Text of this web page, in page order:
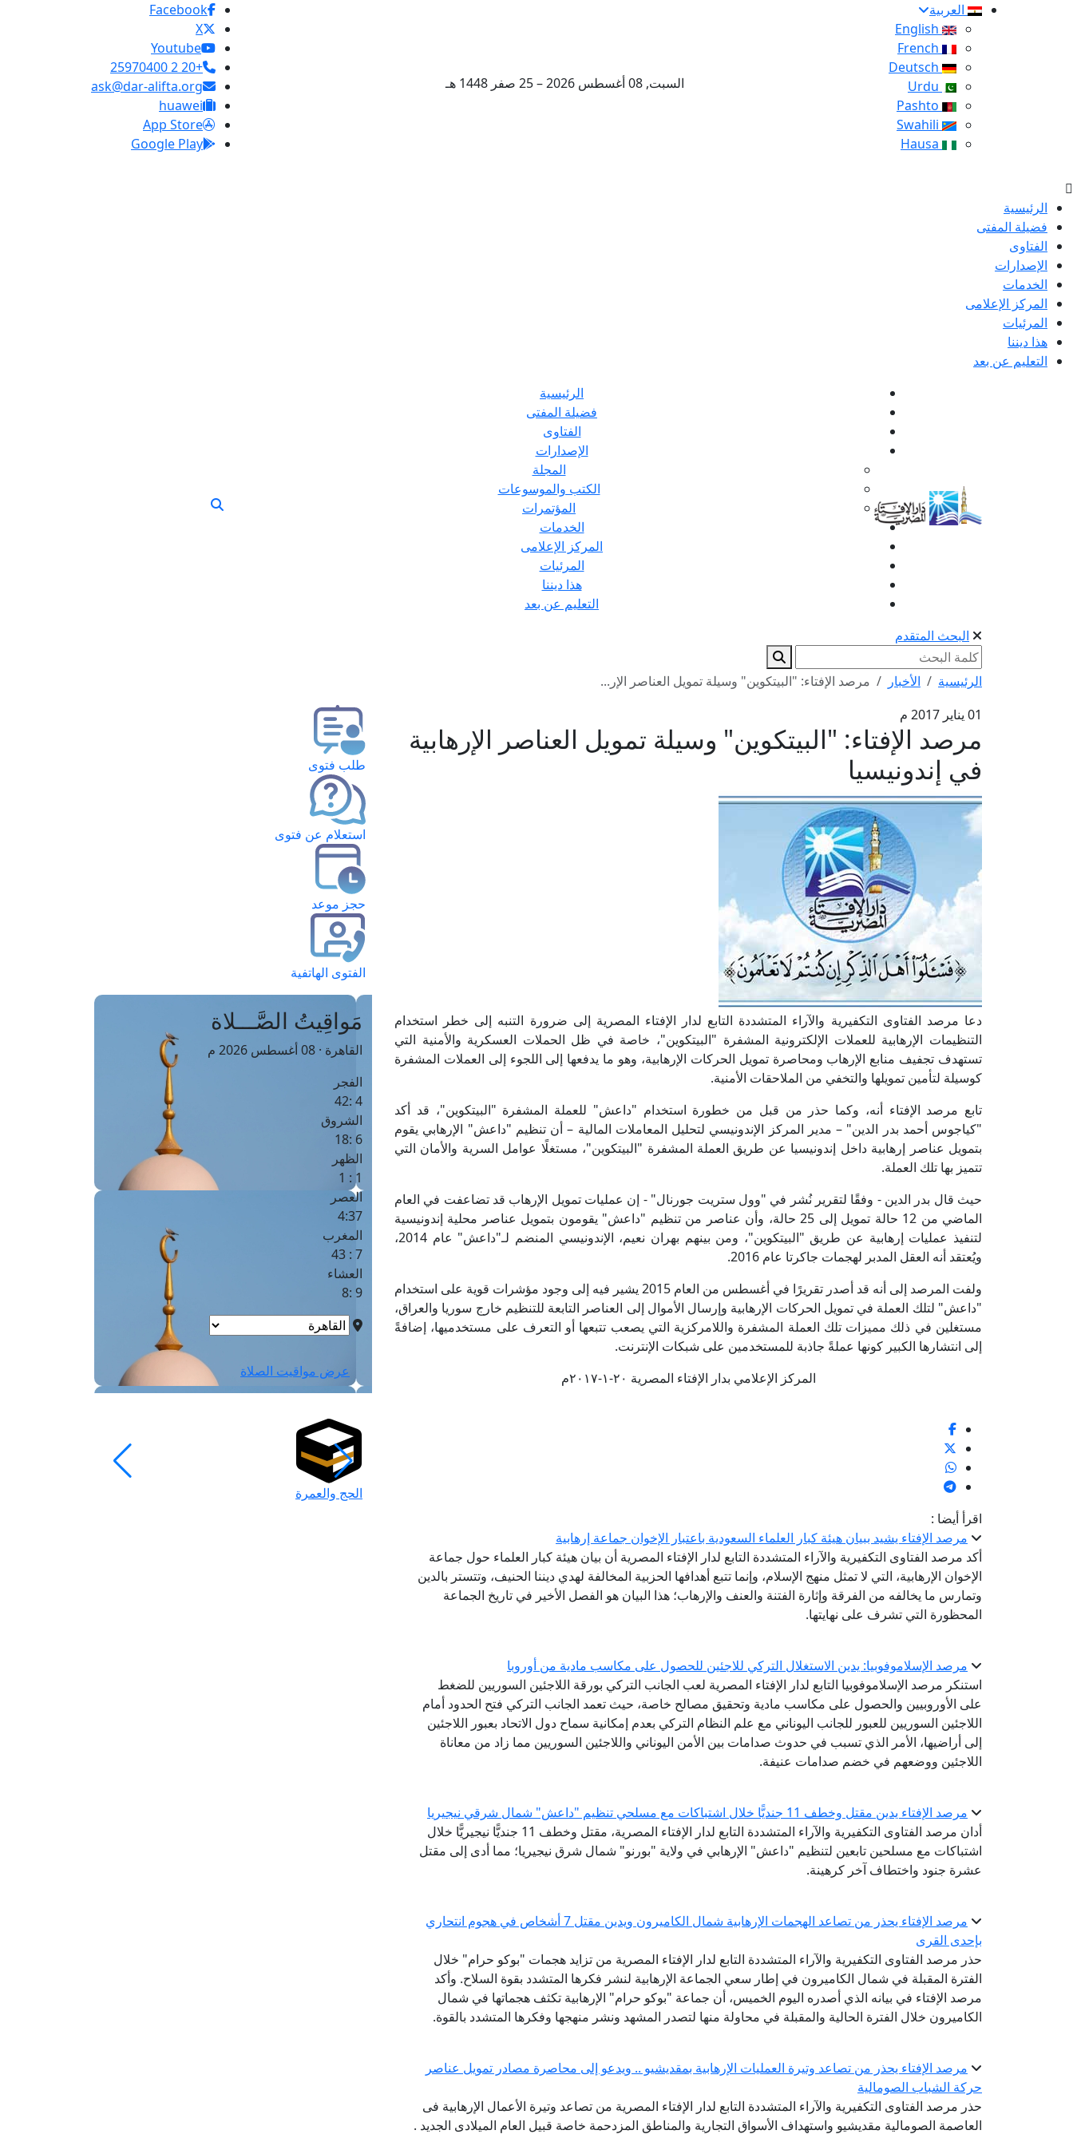
العربية
السبت, 08 أغسطس 2026 – 25 صفر 1448 هـ
Facebook
X
Youtube
+20 2 25970400
ask@dar-alifta.org
huawei
App Store
Google Play
الرئيسية
فضيلة المفتى
الفتاوى
الإصدارات
الخدمات
المركز الإعلامى
المرئيات
هذا ديننا
التعليم عن بعد
الرئيسية
فضيلة المفتى
الفتاوى
الإصدارات
المجلة
الكتب والموسوعات
المؤتمرات
الخدمات
المركز الإعلامى
المرئيات
هذا ديننا
التعليم عن بعد
البحث المتقدم
الرئيسية الأخبار
مرصد الإفتاء: "البيتكوين" وسيلة تمويل العناصر الإر...
01 يناير 2017 م
مرصد الإفتاء: "البيتكوين" وسيلة تمويل العناصر الإرهابية
في إندونيسيا
دعا مرصد الفتاوى التكفيرية والآراء المتشددة التابع لدار الإفتاء المصرية إلى ضرورة التنبه إلى خطر استخدام
التنظيمات الإرهابية للعملات الإلكترونية المشفرة "البيتكوين"، خاصة في ظل الحملات العسكرية والأمنية التي
تستهدف تجفيف منابع الإرهاب ومحاصرة تمويل الحركات الإرهابية، وهو ما يدفعها إلى اللجوء إلى العملات المشفرة
كوسيلة لتأمين تمويلها والتخفي من الملاحقات الأمنية.
تابع مرصد الإفتاء أنه، وكما حذر من قبل من خطورة استخدام "داعش" للعملة المشفرة "البيتكوين"، قد أكد
"كياجوس أحمد بدر الدين" – مدير المركز الإندونيسي لتحليل المعاملات المالية – أن تنظيم "داعش" الإرهابي يقوم
بتمويل عناصر إرهابية داخل إندونيسيا عن طريق العملة المشفرة "البيتكوين"، مستغلًا عوامل السرية والأمان التي
تتميز بها تلك العملة.
حيث قال بدر الدين - وفقًا لتقرير نُشر في "وول ستريت جورنال" - إن عمليات تمويل الإرهاب قد تضاعفت في العام
الماضي من 12 حالة تمويل إلى 25 حالة، وأن عناصر من تنظيم "داعش" يقومون بتمويل عناصر محلية إندونيسية
لتنفيذ عمليات إرهابية عن طريق "البيتكوين"، ومن بينهم بهران نعيم، الإندونيسي المنضم لـ"داعش" عام 2014،
ويُعتقد أنه العقل المدبر لهجمات جاكرتا عام 2016.
ولفت المرصد إلى أنه قد أصدر تقريرًا في أغسطس من العام 2015 يشير فيه إلى وجود مؤشرات قوية على استخدام
"داعش" لتلك العملة في تمويل الحركات الإرهابية وإرسال الأموال إلى العناصر التابعة للتنظيم خارج سوريا والعراق،
مستغلين في ذلك مميزات تلك العملة المشفرة واللامركزية التي يصعب تتبعها أو التعرف على مستخدميها، إضافةً
إلى انتشارها الكبير كونها عملةً جاذبة للمستخدمين على شبكات الإنترنت.
المركز الإعلامي بدار الإفتاء المصرية ٢٠-١-٢٠١٧م
اقرأ أيضا :
مرصد الإفتاء يشيد ببيان هيئة كبار العلماء السعودية باعتبار الإخوان جماعة إرهابية
أكد مرصد الفتاوى التكفيرية والآراء المتشددة التابع لدار الإفتاء المصرية أن بيان هيئة كبار العلماء حول جماعة
الإخوان الإرهابية، التي لا تمثل منهج الإسلام، وإنما تتبع أهدافها الحزبية المخالفة لهدي ديننا الحنيف، وتتستر بالدين
وتمارس ما يخالفه من الفرقة وإثارة الفتنة والعنف والإرهاب؛ هذا البيان هو الفصل الأخير في تاريخ الجماعة
المحظورة التي تشرف على نهايتها.
مرصد الإسلاموفوبيا: يدين الاستغلال التركي للاجئين للحصول على مكاسب مادية من أوروبا
استنكر مرصد الإسلاموفوبيا التابع لدار الإفتاء المصرية لعب الجانب التركي بورقة اللاجئين السوريين للضغط
على الأوروبيين والحصول على مكاسب مادية وتحقيق مصالح خاصة، حيث تعمد الجانب التركي فتح الحدود أمام
اللاجئين السوريين للعبور للجانب اليوناني مع علم النظام التركي بعدم إمكانية سماح دول الاتحاد بعبور اللاجئين
إلى أراضيها، الأمر الذي تسبب في حدوث صدامات بين الأمن اليوناني واللاجئين السوريين مما زاد من معاناة
اللاجئين ووضعهم في خضم صدامات عنيفة.
مرصد الإفتاء يدين مقتل وخطف 11 جنديًّا خلال اشتباكات مع مسلحي تنظيم "داعش" شمال شرقي نيجيريا
أدان مرصد الفتاوى التكفيرية والآراء المتشددة التابع لدار الإفتاء المصرية، مقتل وخطف 11 جنديًّا نيجيريًّا خلال
اشتباكات مع مسلحين تابعين لتنظيم "داعش" الإرهابي في ولاية "بورنو" شمال شرق نيجيريا؛ مما أدى إلى مقتل
عشرة جنود واختطاف آخر كرهينة.
مرصد الإفتاء يحذر من تصاعد الهجمات الإرهابية شمال الكاميرون ويدين مقتل 7 أشخاص في هجوم انتحاري
بإحدى القرى
حذر مرصد الفتاوى التكفيرية والآراء المتشددة التابع لدار الإفتاء المصرية من تزايد هجمات "بوكو حرام" خلال
الفترة المقبلة في شمال الكاميرون في إطار سعي الجماعة الإرهابية لنشر فكرها المتشدد بقوة السلاح. وأكد
مرصد الإفتاء في بيانه الذي أصدره اليوم الخميس، أن جماعة "بوكو حرام" الإرهابية تكثف هجماتها في شمال
الكاميرون خلال الفترة الحالية والمقبلة في محاولة منها لتصدر المشهد ونشر منهجها وفكرها المتشدد بالقوة.
مرصد الإفتاء يحذر من تصاعد وتيرة العمليات الإرهابية بمقديشيو .. ويدعو إلى محاصرة مصادر تمويل عناصر
حركة الشباب الصومالية
حذر مرصد الفتاوى التكفيرية والآراء المتشددة التابع لدار الإفتاء المصرية من تصاعد وتيرة الأعمال الإرهابية فى
العاصمة الصومالية مقديشيو واستهداف الأسواق التجارية والمناطق المزدحمة خاصة قبيل العام الميلادى الجديد .
طلب فتوى
استعلام عن فتوى
حجز موعد
الفتوى الهاتفية
مَواقِيتُ الصَّـــلاة
القاهرة · 08 أغسطس 2026 م
الفجر
4 :42
الشروق
6 :18
الظهر
1 : 1
العصر
4:37
المغرب
7 : 43
العشاء
9 :8
عرض مواقيت الصلاة
الحج والعمرة